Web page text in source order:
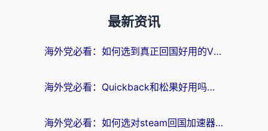
最新资讯
海外党必看：如何选到真正回国好用的VPN？实测+避坑指南
海外党必看：Quickback和松果好用吗？3步教你选对回国加速器无缝刷国内资源
海外党必看：如何选对steam回国加速器？从踩坑到无缝访问国内资源的全攻略